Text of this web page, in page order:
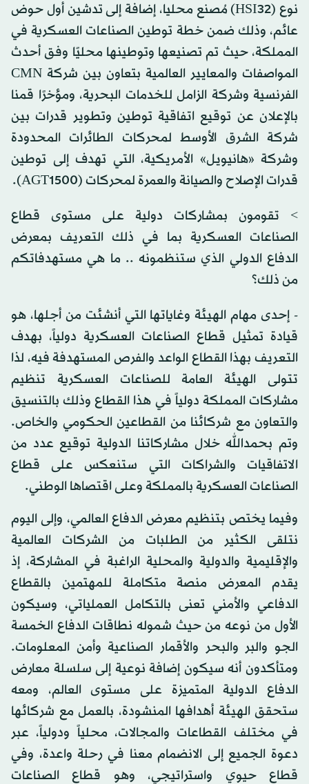
نوع (HSI32) مُصنع محليا، إضافة إلى تدشين أول حوض
عائم، وذلك ضمن خطة توطين الصناعات العسكرية في
المملكة، حيث تم تصنيعها وتوطينها محليًا وفق أحدث
المواصفات والمعايير العالمية بتعاون بين شركة CMN
الفرنسية وشركة الزامل للخدمات البحرية، ومؤخرًا قمنا
بالإعلان عن توقيع اتفاقية توطين وتطوير قدرات بين
شركة الشرق الأوسط لمحركات الطائرات المحدودة
وشركة «هانيويل» الأمريكية، التي تهدف إلى توطين
قدرات الإصلاح والصيانة والعمرة لمحركات (AGT1500).
> تقومون بمشاركات دولية على مستوى قطاع
الصناعات العسكرية بما في ذلك التعريف بمعرض
الدفاع الدولي الذي ستنظمونه .. ما هي مستهدفاتكم
من ذلك؟
- إحدى مهام الهيئة وغاياتها التي أنشئت من أجلها، هو
قيادة تمثيل قطاع الصناعات العسكرية دولياً، بهدف
التعريف بهذا القطاع الواعد والفرص المستهدفة فيه، لذا
تتولى الهيئة العامة للصناعات العسكرية تنظيم
مشاركات المملكة دولياً في هذا القطاع وذلك بالتنسيق
والتعاون مع شركائنا من القطاعين الحكومي والخاص.
وتم بحمدالله خلال مشاركاتنا الدولية توقيع عدد من
الاتفاقيات والشراكات التي ستنعكس على قطاع
الصناعات العسكرية بالمملكة وعلى اقتصاها الوطني.
وفيما يختص بتنظيم معرض الدفاع العالمي، وإلى اليوم
نتلقى الكثير من الطلبات من الشركات العالمية
والإقليمية والدولية والمحلية الراغبة في المشاركة، إذ
يقدم المعرض منصة متكاملة للمهتمين بالقطاع
الدفاعي والأمني تعنى بالتكامل العملياتي، وسيكون
الأول من نوعه من حيث شموله نطاقات الدفاع الخمسة
الجو والبر والبحر والأقمار الصناعية وأمن المعلومات.
ومتأكدون أنه سيكون إضافة نوعية إلى سلسلة معارض
الدفاع الدولية المتميزة على مستوى العالم، ومعه
ستحقق الهيئة أهدافها المنشودة، بالعمل مع شركائها
في مختلف القطاعات والمجالات، محلياً ودولياً، عبر
دعوة الجميع إلى الانضمام معنا في رحلة واعدة، وفي
قطاع حيوي واستراتيجي، وهو قطاع الصناعات